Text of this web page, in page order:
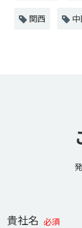
関西
貴社名 必須